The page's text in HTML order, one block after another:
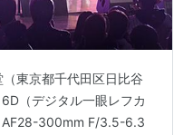
東京都千代田区日比谷
（デジタル一眼レフカ
AF28-300mm F/3.5-6.3